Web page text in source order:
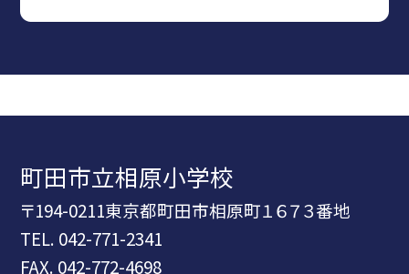
町田市立相原小学校
〒194-0211東京都町田市相原町１６７３番地
TEL. 042-771-2341
FAX. 042-772-4698